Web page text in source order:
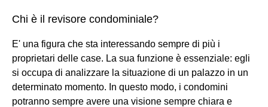
Chi è il revisore condominiale?
E' una figura che sta interessando sempre di più i
proprietari delle case. La sua funzione è essenziale: egli
si occupa di analizzare la situazione di un palazzo in un
determinato momento. In questo modo, i condomini
potranno sempre avere una visione sempre chiara e